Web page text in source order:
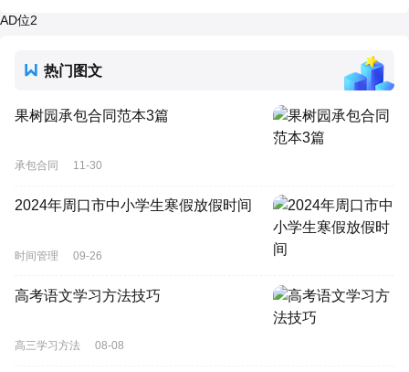
AD位2
热门图文
果树园承包合同范本3篇
承包合同 11-30
2024年周口市中小学生寒假放假时间
时间管理 09-26
高考语文学习方法技巧
高三学习方法 08-08